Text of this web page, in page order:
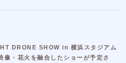
DRONE SHOW in 横浜スタジアム
・花火を融合したショーが予定さ